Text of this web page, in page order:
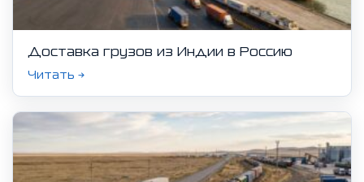
Доставка грузов из Индии в Россию
Читать →